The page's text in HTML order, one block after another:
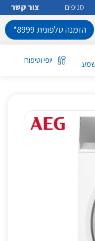
סניפים צור קשר
הזמנה טלפונית 8999*
יופי וטיפוח